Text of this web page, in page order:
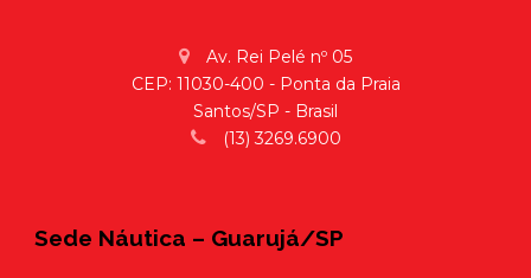
Av. Rei Pelé nº 05
CEP: 11030-400 - Ponta da Praia
Santos/SP - Brasil
(13) 3269.6900
Sede Náutica – Guarujá/SP